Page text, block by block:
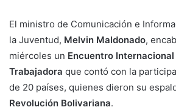
El ministro de Comunicación e
la Juventud, Melvin Maldonado,
miércoles un Encuentro
Trabajadora que contó con la
de 20 países, quienes dieron su
Revolución Bolivariana.